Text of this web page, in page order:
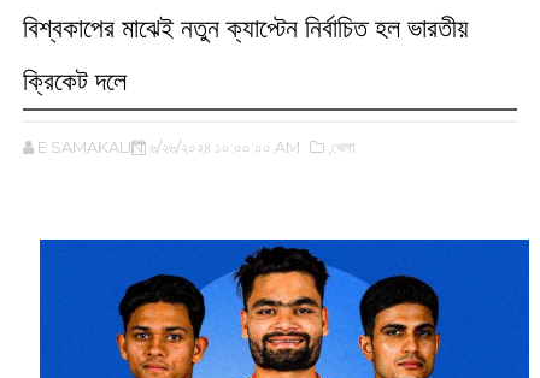
বিশ্বকাপের মাঝেই নতুন ক্যাপ্টেন নির্বাচিত হল ভারতীয়
ক্রিকেট দলে
E SAMAKALIN ৬/২৬/২০২৪ ১০:০০:০০ AM ,খেলা